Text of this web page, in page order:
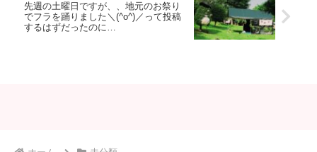
先週の土曜日ですが、、地元のお祭り
でフラを踊りました＼(^o^)／って投稿
するはずだったのに…